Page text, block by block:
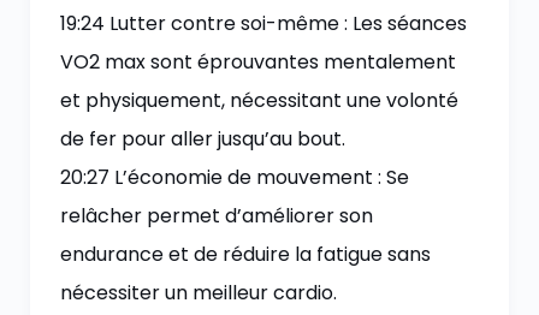
19:24 Lutter contre soi-même : Les séances
VO2 max sont éprouvantes mentalement
et physiquement, nécessitant une volonté
de fer pour aller jusqu’au bout.
20:27 L’économie de mouvement : Se
relâcher permet d’améliorer son
endurance et de réduire la fatigue sans
nécessiter un meilleur cardio.